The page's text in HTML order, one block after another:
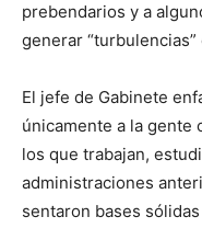
prebendarios y a
generar
El jefe de Gabinete
únicamente a la gente
los que trabajan,
administraciones
sentaron bases